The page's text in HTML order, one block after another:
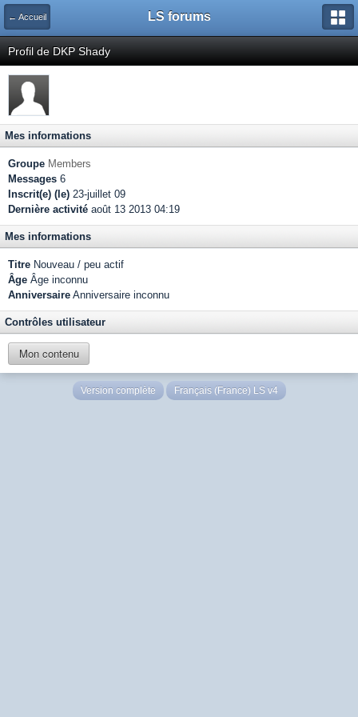
← Accueil LS forums
Profil de DKP Shady
Mes informations
Groupe Members
Messages 6
Inscrit(e) (le) 23-juillet 09
Dernière activité août 13 2013 04:19
Mes informations
Titre Nouveau / peu actif
Âge Âge inconnu
Anniversaire Anniversaire inconnu
Contrôles utilisateur
Mon contenu
Version complète Français (France) LS v4